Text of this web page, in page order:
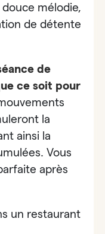
mélodie,
de détente
de
ce soit pour
la
ainsi la
Vous
après
un restaurant